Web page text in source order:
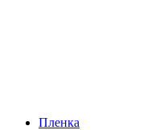
Пленка